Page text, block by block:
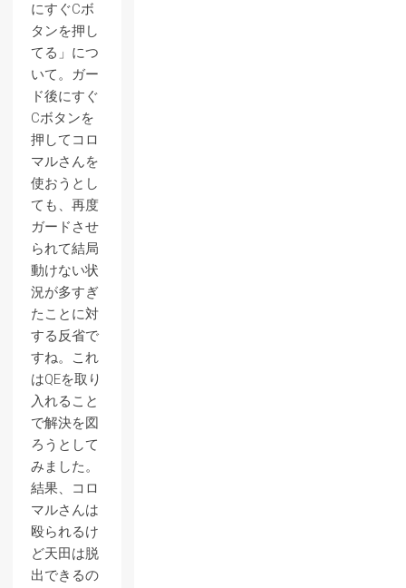
にすぐCボ
タンを押し
てる」につ
いて。ガー
ド後にすぐ
Cボタンを
押してコロ
マルさんを
使おうとし
ても、再度
ガードさせ
られて結局
動けない状
況が多すぎ
たことに対
する反省で
すね。これ
はQEを取り
入れること
で解決を図
ろうとして
みました。
結果、コロ
マルさんは
殴られるけ
ど天田は脱
出できるの